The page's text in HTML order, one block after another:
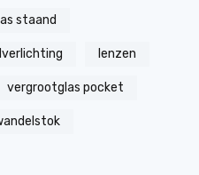
staand
lenzen
vergrootglas pocket